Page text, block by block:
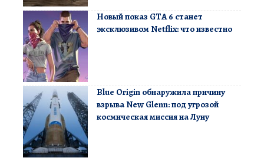
Новый показ GTA 6 станет
эксклюзивом Netflix: что известно
Blue Origin обнаружила причину
взрыва New Glenn: под угрозой
космическая миссия на Луну